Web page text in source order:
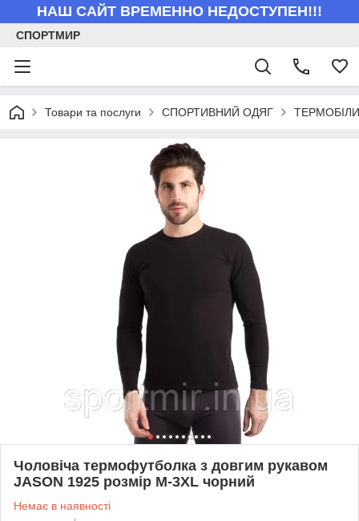
НАШ САЙТ ВРЕМЕННО НЕДОСТУПЕН!!!
СПОРТМИР
Товари та послуги СПОРТИВНИЙ ОДЯГ
Чоловіча термофутболка з довгим рукавом
JASON 1925 розмір M-3XL чорний
Немає в наявності